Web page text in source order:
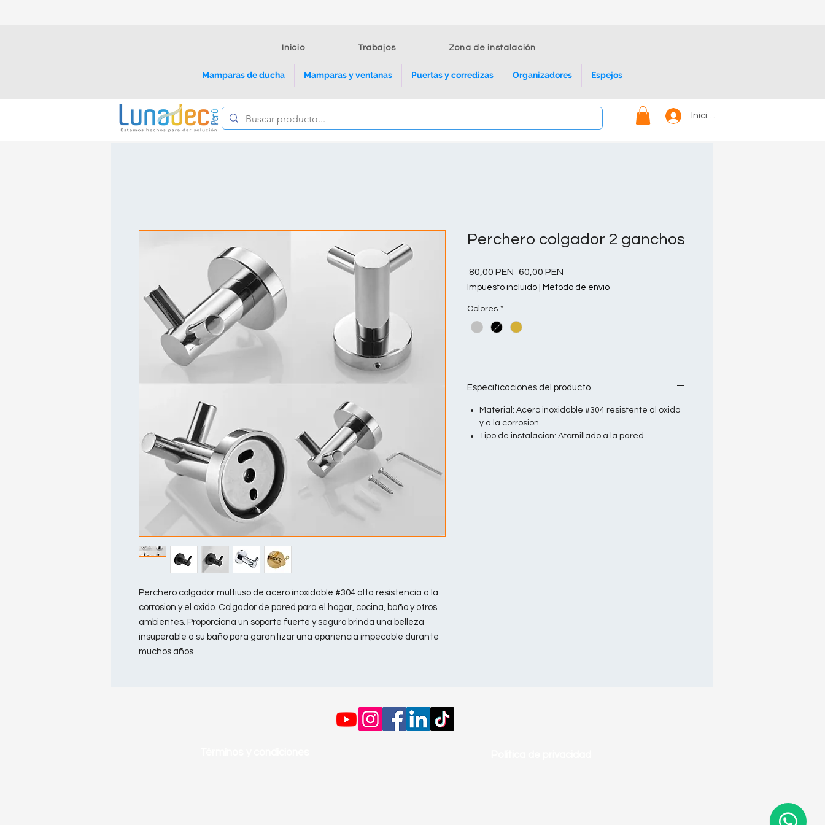
Inicio Trabajos Zona de instalación
Mamparas de ducha Mamparas y ventanas Puertas y corredizas Organizadores Espejos
Iniciar sesión
Perchero colgador multiuso de acero inoxidable #304 alta resistencia a la
corrosion y el oxido. Colgador de pared para el hogar, cocina, baño y otros
ambientes. Proporciona un soporte fuerte y seguro brinda una belleza
insuperable a su baño para garantizar una apariencia impecable durante
muchos años
Perchero colgador 2 ganchos
80,00 PEN Precio
60,00 PEN
Impuesto incluido Metodo de envio
Colores *
Especificaciones del producto
Material: Acero inoxidable #304 resistente al oxido
y a la corrosion.
Tipo de instalacion: Atornillado a la pared